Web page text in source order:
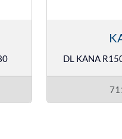
DL KANA